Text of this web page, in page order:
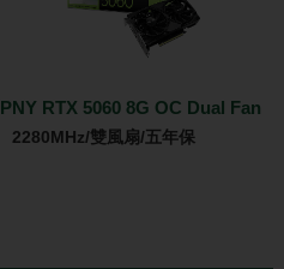
PNY RTX 5060 8G OC Dual Fan
2280MHz/雙風扇/五年保